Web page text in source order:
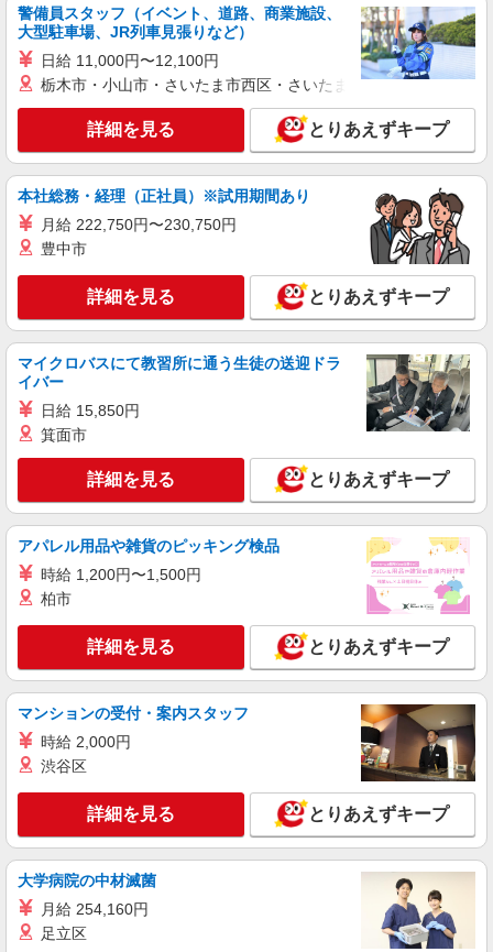
キッチン・ホールスタッフ
時給1100円〜 ☆22時以降は時給25％UP（深夜
割増有）
徳島県徳島市川内町竹須賀１７６－１
キープ 詳細を見る
イフスコヘルスケア株式会社
調理アシスタント☆調理の仕事は無いので未経
験でも大丈夫・早朝の空いた時間を活用しませ
んか☆時給1050円〜 ※経験により優遇します
稲山病院 （徳島県徳島市南田宮）
キープ 詳細を見る
アルバイト パート
東京純豆腐
アルバイト・パート：時給1,100円〜1,300円
※土曜、祝日は＋50円 ※日曜は＋100円 ※試用期
間30日間は1,050円 ※経験・能力により優遇しま
す。
徳島県徳島市南末広町4番1号 イオンモール
徳島
詳細を見る
パート
揚げ天まる
フードコート内キッチンスタッフ
アルバイト・パート：時給1,080円〜1,200円
※高校生1,050円〜 ※経験・能力により優遇しま
徳島県徳島市南末広町4番1号 イオンモール
キープ 詳細を見る
アルバイト パート
海の穂まれ
ホールスタッフ、キッチンスタッフ
警備員スタッフ（イベント、道路、商業施設、
大型駐車場、JR列車見張りなど）
日給 11,000円〜12,100円
栃木市・小山市・さいたま市西区・さいたま市岩槻区・久喜市・
詳細を見る とりあえずキープ
本社総務・経理（正社員）※試用期間あり
月給 222,750円〜230,750円
豊中市
詳細を見る とりあえずキープ
マイクロバスにて教習所に通う生徒の送迎ドラ
イバー
日給 15,850円
箕面市
詳細を見る とりあえずキープ
アパレル用品や雑貨のピッキング検品
時給 1,200円〜1,500円
柏市
詳細を見る とりあえずキープ
マンションの受付・案内スタッフ
時給 2,000円
渋谷区
詳細を見る とりあえずキープ
大学病院の中材滅菌
月給 254,160円
足立区